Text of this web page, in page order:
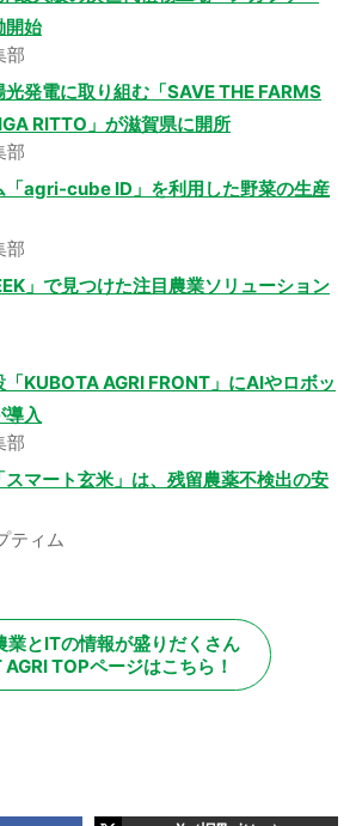
開始
部
発電に取り組む「SAVE THE FARMS
RITTO」が滋賀県に開所
部
「agri-cube ID」を利用した野菜の生産
部
」で見つけた注目農業ソリューション
KUBOTA AGRI FRONT」にAIやロボッ
導入
部
マート玄米」は、残留農薬不検出の安
ティム
業とITの情報が盛りだくさん
TOPページはこちら！